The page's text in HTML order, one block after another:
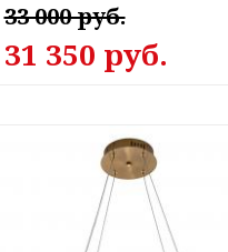
33 000 руб.
31 350 руб.
Подвесной светильник
Modestyle 3000-6000K
MS.9025.600 BS